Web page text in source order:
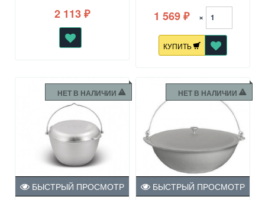
2 113 ₽ 1 569 ₽ ×
КУПИТЬ
НЕТ В НАЛИЧИИ
БЫСТРЫЙ ПРОСМОТР
НЕТ В НАЛИЧИИ
БЫСТРЫЙ ПРОСМОТР